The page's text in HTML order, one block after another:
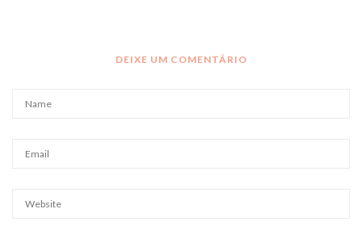
DEIXE UM COMENTÁRIO